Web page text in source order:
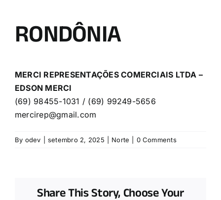
RONDÔNIA
MERCI REPRESENTAÇÕES COMERCIAIS LTDA –
EDSON MERCI
(69) 98455-1031 / (69) 99249-5656
mercirep@gmail.com
By odev setembro 2, 2025 Norte 0 Comments
Share This Story, Choose Your